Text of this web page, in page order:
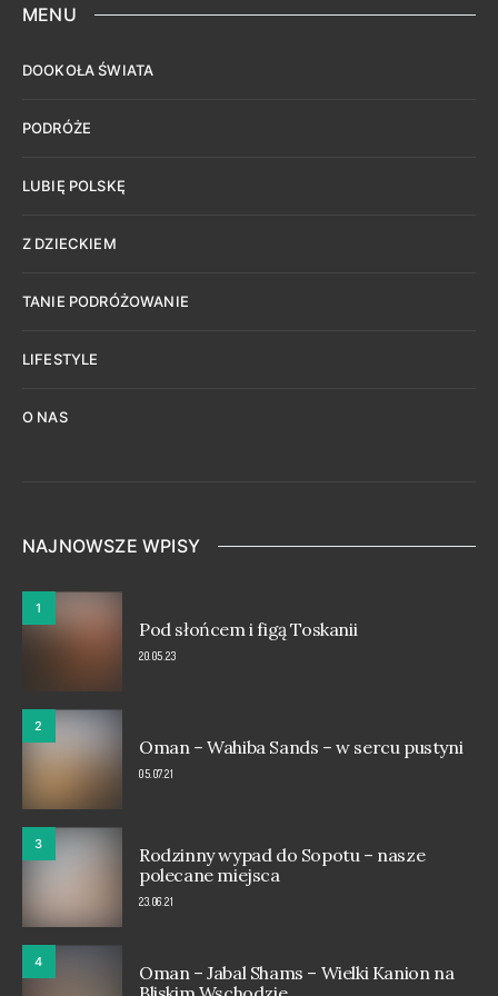
MENU
DOOKOŁA ŚWIATA
PODRÓŻE
LUBIĘ POLSKĘ
Z DZIECKIEM
TANIE PODRÓŻOWANIE
LIFESTYLE
O NAS
NAJNOWSZE WPISY
1
Pod słońcem i figą Toskanii
20.05.23
2
Oman – Wahiba Sands – w sercu pustyni
05.07.21
3
Rodzinny wypad do Sopotu – nasze
polecane miejsca
23.06.21
4
Oman – Jabal Shams – Wielki Kanion na